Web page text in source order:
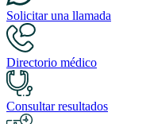
Solicitar una llamada
Directorio médico
Consultar resultados